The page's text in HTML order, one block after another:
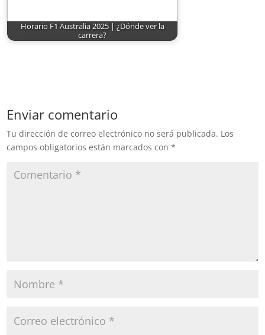
Horario F1 Australia 2025 | ¿Dónde ver la
carrera?
Enviar comentario
Tu dirección de correo electrónico no será publicada. Los
campos obligatorios están marcados con*